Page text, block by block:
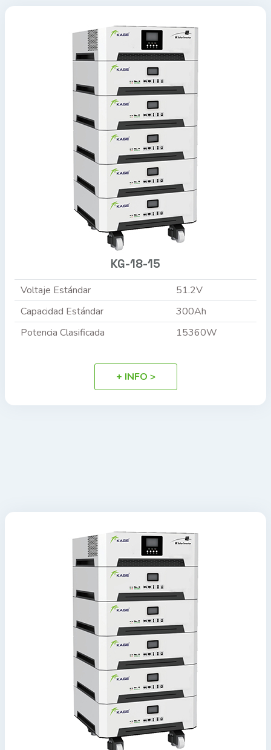
KG-18-15
Voltaje Estándar
51.2V
Capacidad Estándar
300Ah
Potencia Clasificada
15360W
+ INFO >